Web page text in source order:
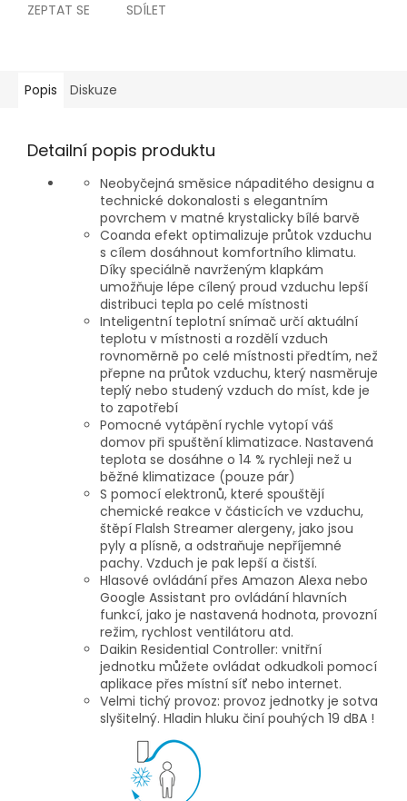
ZEPTAT SE SDÍLET
Popis Diskuze
Detailní popis produktu
Neobyčejná směsice nápaditého designu a
technické dokonalosti s elegantním
povrchem v matné krystalicky bílé barvě
Coanda efekt optimalizuje průtok vzduchu
s cílem dosáhnout komfortního klimatu.
Díky speciálně navrženým klapkám
umožňuje lépe cílený proud vzduchu lepší
distribuci tepla po celé místnosti
Inteligentní teplotní snímač určí aktuální
teplotu v místnosti a rozdělí vzduch
rovnoměrně po celé místnosti předtím, než
přepne na průtok vzduchu, který nasměruje
teplý nebo studený vzduch do míst, kde je
to zapotřebí
Pomocné vytápění rychle vytopí váš
domov při spuštění klimatizace. Nastavená
teplota se dosáhne o 14 % rychleji než u
běžné klimatizace (pouze pár)
S pomocí elektronů, které spouštějí
chemické reakce v částicích ve vzduchu,
štěpí Flalsh Streamer alergeny, jako jsou
pyly a plísně, a odstraňuje nepříjemné
pachy. Vzduch je pak lepší a čistší.
Hlasové ovládání přes Amazon Alexa nebo
Google Assistant pro ovládání hlavních
funkcí, jako je nastavená hodnota, provozní
režim, rychlost ventilátoru atd.
Daikin Residential Controller: vnitřní
jednotku můžete ovládat odkudkoli pomocí
aplikace přes místní síť nebo internet.
Velmi tichý provoz: provoz jednotky je sotva
slyšitelný. Hladin hluku činí pouhých 19 dBA !